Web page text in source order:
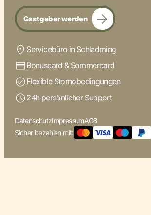
Gastgeber werden
Servicebüro in Schladming
Bonuscard & Sommercard
Flexible Stornobedingungen
24h persönlicher Support
DatenschutzImpressumAGB
Sicher bezahlen mit: